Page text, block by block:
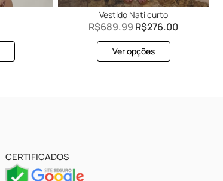
Vestido Nati curto
R$689.99R$276.00
Ver opções
CERTIFICADOS